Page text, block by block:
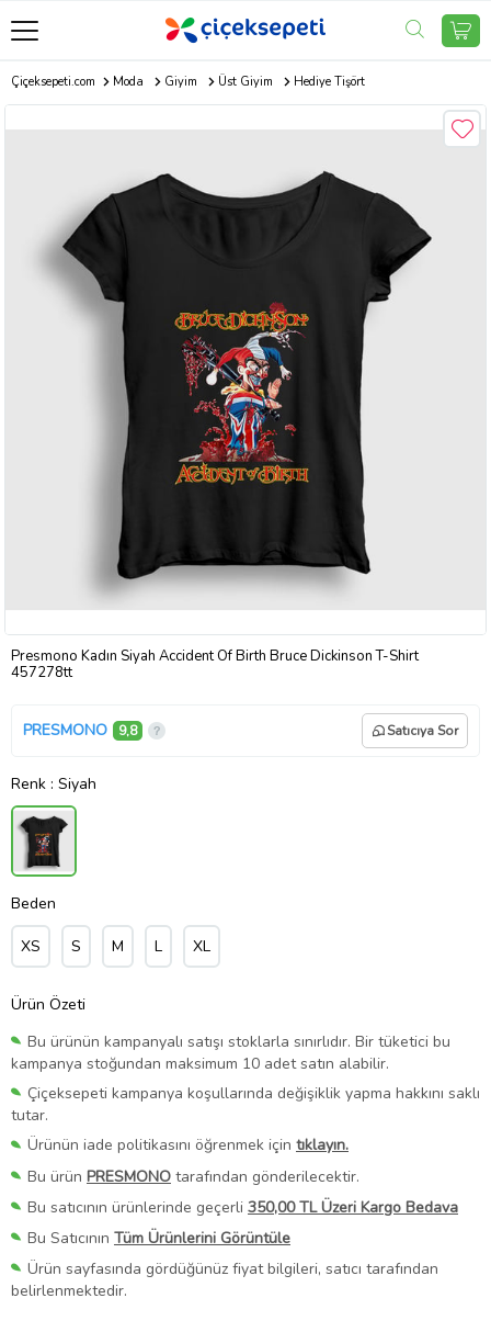
Çiçeksepeti.com Moda Giyim Üst Giyim Hediye Tişört
Presmono Kadın Siyah Accident Of Birth Bruce Dickinson T-Shirt
457278tt
PRESMONO 9,8 Satıcıya Sor
Renk : Siyah
Beden
XS S M L XL
Ürün Özeti
Bu ürünün kampanyalı satışı stoklarla sınırlıdır. Bir tüketici bu
kampanya stoğundan maksimum 10 adet satın alabilir.
Çiçeksepeti kampanya koşullarında değişiklik yapma hakkını saklı
tutar.
Ürünün iade politikasını öğrenmek için tıklayın.
Bu ürün PRESMONO tarafından gönderilecektir.
Bu satıcının ürünlerinde geçerli 350,00 TL Üzeri Kargo Bedava
Bu Satıcının Tüm Ürünlerini Görüntüle
Ürün sayfasında gördüğünüz fiyat bilgileri, satıcı tarafından
belirlenmektedir.